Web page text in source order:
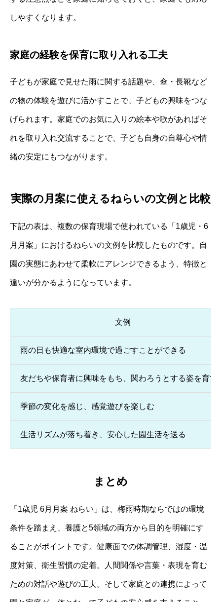
しやすくなります。
家庭の経験を保育に取り入れる工夫
子どもが家庭で見せた雨に関する話題や、傘・長靴など
の物の体験を遊びに活かすことで、子どもの興味をつな
げられます。家庭でのお気に入りの絵本や歌があればそ
れを取り入れ交流することで、子ども自身の自尊心や情
緒の安定にもつながります。
実際の月案に使えるねらいの文例と比較
下記の表は、複数の保育現場で使われている「1歳児・6
月月案」におけるねらいの文例を比較したものです。自
園の実態にあわせて柔軟にアレンジできるよう、特徴と
違いが分かるようになっています。
文例
雨の日も快適な室内環境で過ごすことができる
友だちや保育者に興味をもち、関わろうとする姿を育て
季節の変化を感じ、感覚遊びを楽しむ
生活リズムが落ち着き、安心した園生活を送る
まとめ
「1歳児 6月月案 ねらい」は、梅雨時期ならではの環境
条件を踏まえ、養護と5領域の両方から目的を明確にす
ることがポイントです。健康面での体調管理、湿度・温
度対策、衛生習慣の定着。人間関係や言葉・表現を育む
ための対話や遊びの工夫。そして家庭との連携によって